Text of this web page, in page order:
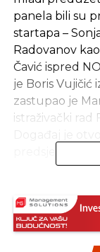
panela bili su
startapa –
Radovanov
Čavić ispred
je Boris Vujičić
zastupao je
istraživački rad
predsjednika
finalu su kroz
svoje ideje i
pitanja